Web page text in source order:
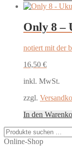
Only 8 –
notiert mit der
16,50 €
inkl. MwSt.
zzgl.
In den
Suchen
nach:
Online-Shop